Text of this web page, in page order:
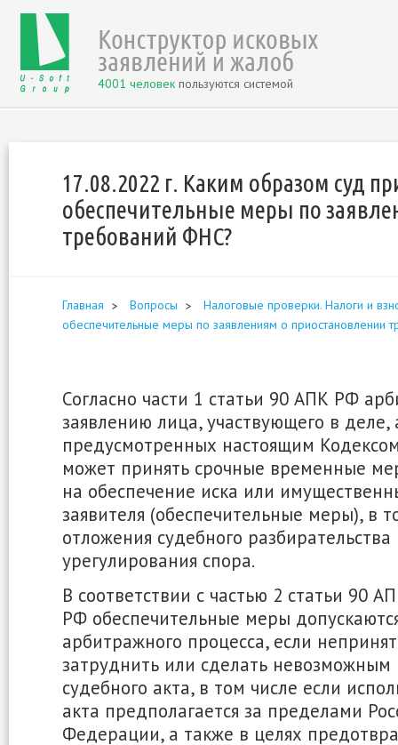
4001 человек пользуются системой
17.08.2022 г. Каким образом суд
обеспечительные меры по
требований ФНС?
Главная Вопросы
Налоговые проверки. Налоги и
обеспечительные меры по заявлениям о приостановлении
Согласно части 1 статьи 90 АПК РФ
заявлению лица, участвующего в деле,
предусмотренных настоящим
может принять срочные временные
на обеспечение иска или
заявителя (обеспечительные меры), в
отложения судебного разбирательства
урегулирования спора.
В соответствии с частью 2 статьи 90
РФ обеспечительные меры
арбитражного процесса, если
затруднить или сделать невозможным
судебного акта, в том числе если
акта предполагается за пределами
Федерации, а также в целях